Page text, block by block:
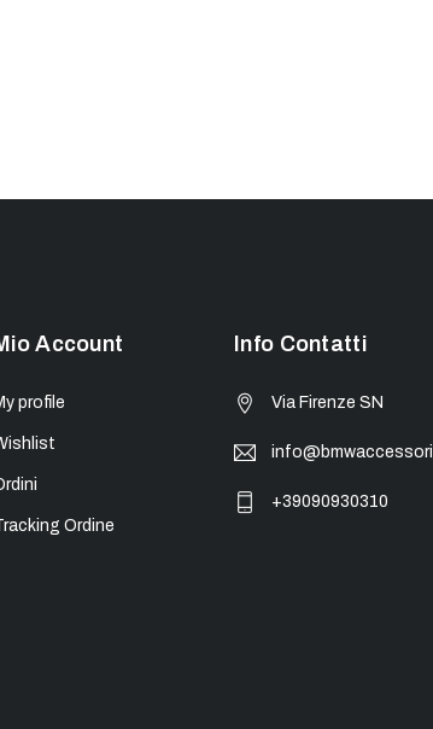
Account
profile
Ordine
Info Contatti
Via Firenze SN
+39090930310